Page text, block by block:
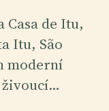
Casa de Itu,
Itu, São
moderní
živoucí…